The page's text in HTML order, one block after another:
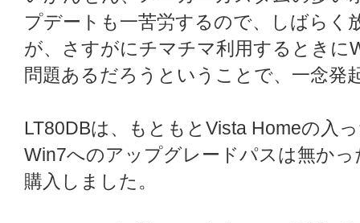
プデートも一苦労するので、しばらく
が、さすがにチマチマ利用するとき
問題あるだろうということで、一念発
LT80DBは、もともとVista Homeの入
Win7へのアップグレードパスは無か
購入しました。